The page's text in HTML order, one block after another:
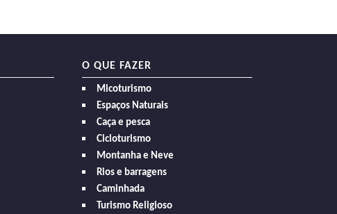
O QUE FAZER
Micoturismo
Espaços Naturais
Caça e pesca
Cicloturismo
Montanha e Neve
Rios e barragens
Caminhada
Turismo Religioso